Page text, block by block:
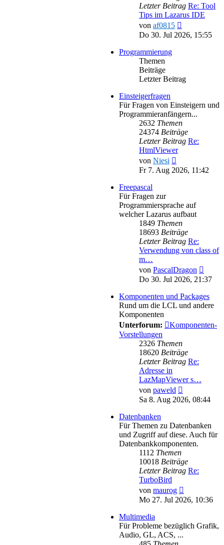
Letzter Beitrag Re: Tool
Tips im Lazarus IDE
von af0815
Beitrag
Do 30. Jul 2026, 15:55
Programmierung
Themen
Beiträge
Letzter Beitrag
Einsteigerfragen
Für Fragen von Einsteigern und
Programmieranfängern...
2632 Themen
24374 Beiträge
Letzter Beitrag Re:
HtmlViewer
von Niesi
Beitrag
Fr 7. Aug 2026, 11:42
Freepascal
Für Fragen zur
Programmiersprache auf
welcher Lazarus aufbaut
1849 Themen
18693 Beiträge
Letzter Beitrag Re:
Verwendung von class of
m…
von PascalDragon
Do 30. Jul 2026, 21:37
Komponenten und Packages
Rund um die LCL und andere
Komponenten
Unterforum:
Komponenten-
Vorstellungen
2326 Themen
18620 Beiträge
Letzter Beitrag Re:
Adresse in
LazMapViewer s…
von paweld
Beitrag
Sa 8. Aug 2026, 08:44
Datenbanken
Für Themen zu Datenbanken
und Zugriff auf diese. Auch für
Datenbankkomponenten.
1112 Themen
10018 Beiträge
Letzter Beitrag Re:
TurboBird
von maurog
Beitrag
Mo 27. Jul 2026, 10:36
Multimedia
Für Probleme bezüglich Grafik,
Audio, GL, ACS, ...